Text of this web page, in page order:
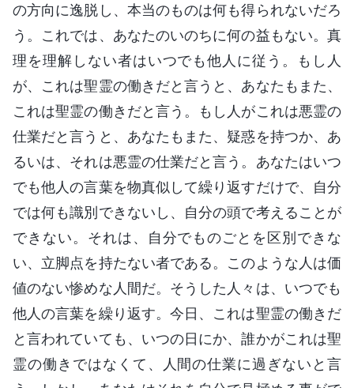
の方向に逸脱し、本当のものは何も得られないだろ
う。これでは、あなたのいのちに何の益もない。真
理を理解しない者はいつでも他人に従う。もし人
が、これは聖霊の働きだと言うと、あなたもまた、
これは聖霊の働きだと言う。もし人がこれは悪霊の
仕業だと言うと、あなたもまた、疑惑を持つか、あ
るいは、それは悪霊の仕業だと言う。あなたはいつ
でも他人の言葉を物真似して繰り返すだけで、自分
では何も識別できないし、自分の頭で考えることが
できない。それは、自分でものごとを区別できな
い、立脚点を持たない者である。このような人は価
値のない惨めな人間だ。そうした人々は、いつでも
他人の言葉を繰り返す。今日、これは聖霊の働きだ
と言われていても、いつの日にか、誰かがこれは聖
霊の働きではなくて、人間の仕業に過ぎないと言